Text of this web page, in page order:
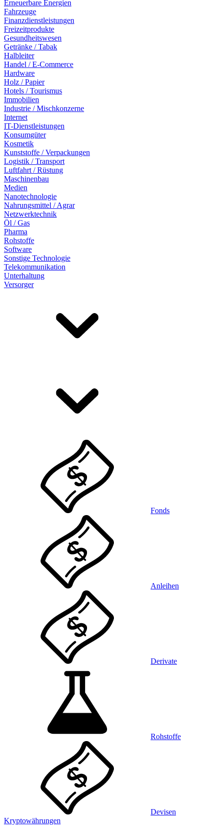
Erneuerbare Energien
Fahrzeuge
Finanzdienstleistungen
Freizeitprodukte
Gesundheitswesen
Getränke / Tabak
Halbleiter
Handel / E-Commerce
Hardware
Holz / Papier
Hotels / Tourismus
Immobilien
Industrie / Mischkonzerne
Internet
IT-Dienstleistungen
Konsumgüter
Kosmetik
Kunststoffe / Verpackungen
Logistik / Transport
Luftfahrt / Rüstung
Maschinenbau
Medien
Nanotechnologie
Nahrungsmittel / Agrar
Netzwerktechnik
Öl / Gas
Pharma
Rohstoffe
Software
Sonstige Technologie
Telekommunikation
Unterhaltung
Versorger
Fonds
Anleihen
Derivate
Rohstoffe
Devisen
Kryptowährungen